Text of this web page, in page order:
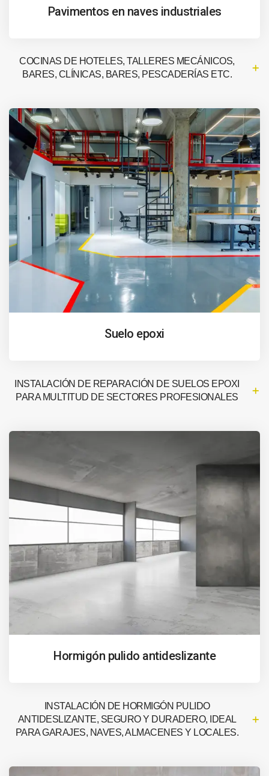
Pavimentos en naves industriales
COCINAS DE HOTELES, TALLERES MECÁNICOS,
BARES, CLÍNICAS, BARES, PESCADERÍAS ETC.
Suelo epoxi
INSTALACIÓN DE REPARACIÓN DE SUELOS EPOXI
PARA MULTITUD DE SECTORES PROFESIONALES
Hormigón pulido antideslizante
INSTALACIÓN DE HORMIGÓN PULIDO
ANTIDESLIZANTE, SEGURO Y DURADERO, IDEAL
PARA GARAJES, NAVES, ALMACENES Y LOCALES.